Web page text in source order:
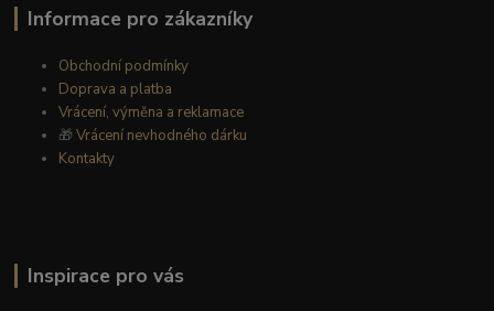
Informace pro zákazníky
Obchodní podmínky
Doprava a platba
Vrácení, výměna a reklamace
🎁Vrácení nevhodného dárku
Kontakty
Inspirace pro vás